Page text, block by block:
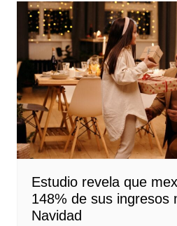
Estudio revela que
148% de sus ingresos
Navidad